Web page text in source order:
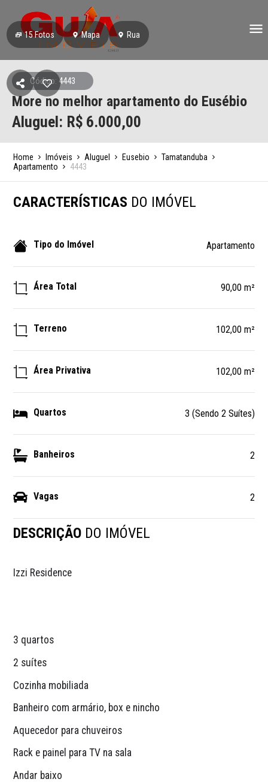
15Fotos Mapa Rua
Código: 4443
More no melhor apartamento do Eusébio
Aluguel: R$ 6.000,00
Home Imóveis Aluguel Eusebio
Tamatanduba
Apartamento
4443
CARACTERÍSTICAS DO IMÓVEL
Tipo do Imóvel Apartamento
Área Total 90,00 m²
Terreno 102,00 m²
Área Privativa 102,00 m²
Quartos 3 (Sendo 2 Suítes)
Banheiros 2
Vagas 2
DESCRIÇÃO DO IMÓVEL
Izzi Residence
3 quartos
2 suítes
Cozinha mobiliada
Banheiro com armário, box e nincho
Aquecedor para chuveiros
Rack e painel para TV na sala
Andar baixo